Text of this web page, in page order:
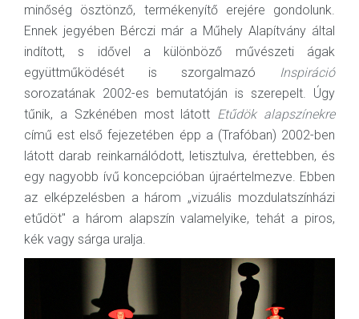
minőség ösztönző, termékenyítő erejére gondolunk.
Ennek jegyében Bérczi már a Műhely Alapítvány által
indított, s idővel a különböző művészeti ágak
együttműködését is szorgalmazó Inspiráció
sorozatának 2002-es bemutatóján is szerepelt. Úgy
tűnik, a Szkénében most látott Etűdök alapszínekre
című est első fejezetében épp a (Trafóban) 2002-ben
látott darab reinkarnálódott, letisztulva, érettebben, és
egy nagyobb ívű koncepcióban újraértelmezve. Ebben
az elképzelésben a három „vizuális mozdulatszínházi
etűdöt" a három alapszín valamelyike, tehát a piros,
kék vagy sárga uralja.